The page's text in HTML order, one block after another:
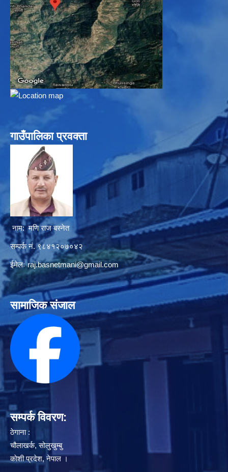
गाउँपालिका प्रवक्ता
नाम: मणि राज बस्नेत
सम्पर्क नं. ९८४१२०७०४२
ईमेलःraj.basnetmani@gmail.com
सामाजिक संजाल
सम्पर्क विवरण:
ठेगाना :
चौलाखर्क, सोलुखुम्बु
काेशी प्रदेश, नेपाल ।